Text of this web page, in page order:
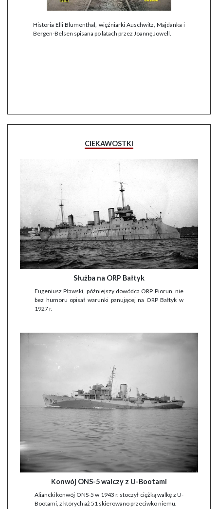
Historia Elli Blumenthal, więźniarki Auschwitz, Majdanka i
Bergen-Belsen spisana po latach przez Joannę Jowell.
CIEKAWOSTKI
Służba na ORP Bałtyk
Eugeniusz Pławski, późniejszy dowódca ORP Piorun, nie
bez humoru opisał warunki panującej na ORP Bałtyk w
1927 r.
Konwój ONS-5 walczy z U-Bootami
Aliancki konwój ONS-5 w 1943 r. stoczył ciężką walkę z U-
Bootami, z których aż 51 skierowano przeciwko niemu.